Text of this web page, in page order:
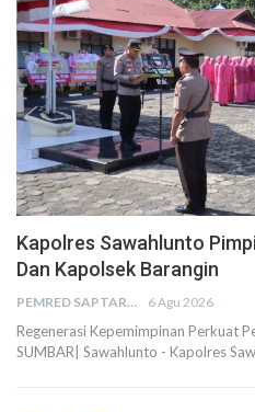
Kapolres Sawahlunto
Dan Kapolsek Barangin
PEMRED SAPTARIUS 6 Agu 2026
Regenerasi Kepemimpinan Perkuat
SUMBAR| Sawahlunto - Kapolres